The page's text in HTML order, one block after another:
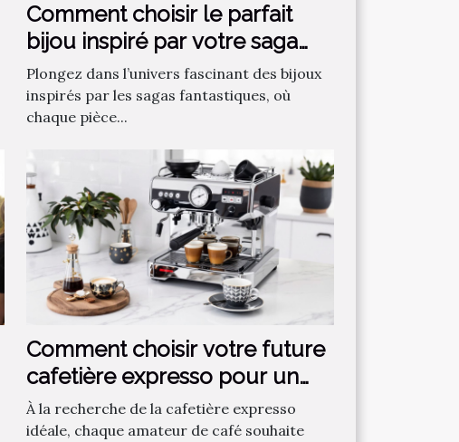
Comment choisir le parfait
bijou inspiré par votre saga
fantastique préférée ?
Plongez dans l’univers fascinant des bijoux
inspirés par les sagas fantastiques, où
chaque pièce...
Comment choisir votre future
cafetière expresso pour un
café parfait ?
À la recherche de la cafetière expresso
idéale, chaque amateur de café souhaite